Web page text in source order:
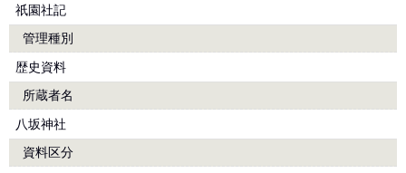
祇園社記
管理種別
歴史資料
所蔵者名
八坂神社
資料区分